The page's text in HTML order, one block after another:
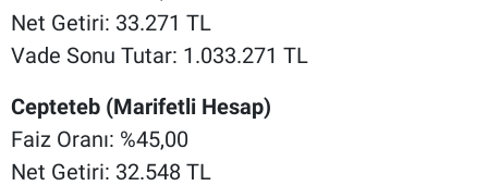
Net Getiri: 33.271 TL
Vade Sonu Tutar: 1.033.271 TL
Cepteteb (Marifetli Hesap)
Faiz Oranı: %45,00
Net Getiri: 32.548 TL